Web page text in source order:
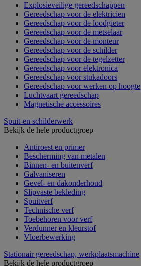
Explosieveilige gereedschappen
Gereedschap voor de elektricien
Gereedschap voor de loodgieter
Gereedschap voor de metselaar
Gereedschap voor de monteur
Gereedschap voor de schilder
Gereedschap voor de tegelzetter
Gereedschap voor elektronica
Gereedschap voor stukadoors
Gereedschap voor werken op hoogte
Luchtvaart gereedschap
Magnetische accessoires
Spuit-en schilderwerk
Bekijk de hele productgroep
Antiroest en primer
Bescherming van metalen
Binnen- en buitenverf
Galvaniseren
Gevel- en dakonderhoud
Slipvaste bekleding
Spuitverf
Technische verf
Toebehoren voor verf
Verdunner en kleurstof
Vloerbewerking
Stationair gereedschap, werkplaatsmachine
Bekijk de hele productgroep